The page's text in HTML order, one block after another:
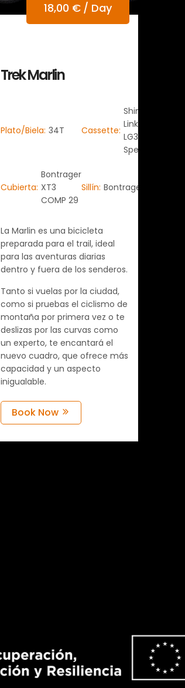
18,00 € / Day
Trek Marlin
Plato/Biela: 34T Cassette:
Shimano
Linkglide
LG300 9
Speed
Cubierta:
Bontrager
XT3
COMP 29
Sillín: Bontrager
La Marlin es una bicicleta
preparada para el trail, ideal
para las aventuras diarias
dentro y fuera de los senderos.
Tanto si vuelas por la ciudad,
como si pruebas el ciclismo de
montaña por primera vez o te
deslizas por las curvas como
un experto, te encantará el
nuevo cuadro, que ofrece más
capacidad y un aspecto
inigualable.
Book Now